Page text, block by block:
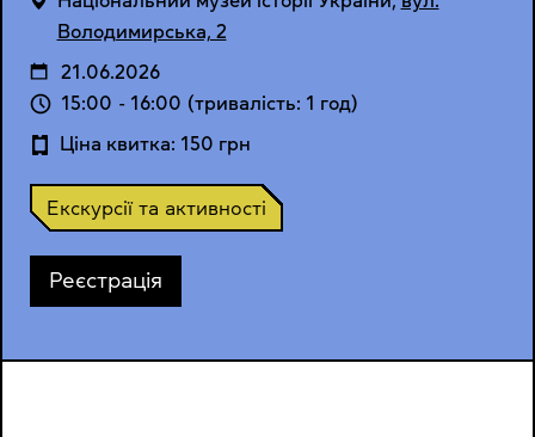
Володимирська, 2
21.06.2026
15:00 - 16:00 (тривалість: 1 год)
Ціна квитка: 150 грн
Екскурсії та активності
Реєстрація